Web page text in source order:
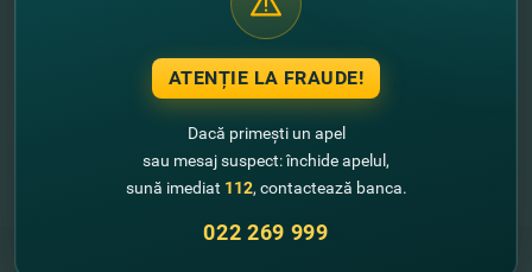
ATENȚIE LA FRAUDE!
Dacă primești un apel
sau mesaj suspect: închide apelul,
sună imediat 112, contactează banca.
022 269 999